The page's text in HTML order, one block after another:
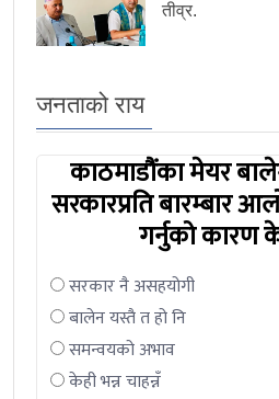
तीव्र.
जनताको राय
काठमाडौंका मेयर
सरकारप्रति बारम्बार
गर्नुको कारण
सरकार नै असहयोगी
बालेन यस्तै त हो नि
समन्वयको अभाव
केही भन्न चाहन्नँ